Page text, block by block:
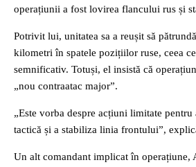
operațiunii a fost lovirea flancului rus și
Potrivit lui, unitatea sa a reușit să
kilometri în spatele pozițiilor ruse, ceea
semnificativ. Totuși, el insistă că
„nou contraatac major”.
„Este vorba despre acțiuni limitate
tactică și a stabiliza linia frontului”,
Un alt comandant implicat în operațiune,